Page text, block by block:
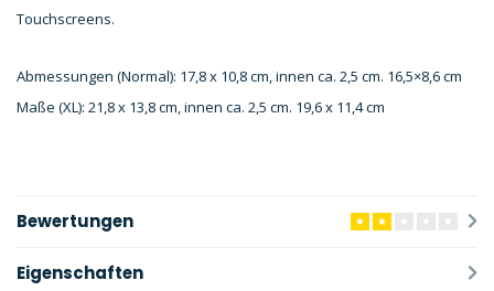
Touchscreens.
Abmessungen (Normal): 17,8 x 10,8 cm, innen ca. 2,5 cm. 16,5×8,6 cm
Maße (XL): 21,8 x 13,8 cm, innen ca. 2,5 cm. 19,6 x 11,4 cm
Bewertungen
Eigenschaften